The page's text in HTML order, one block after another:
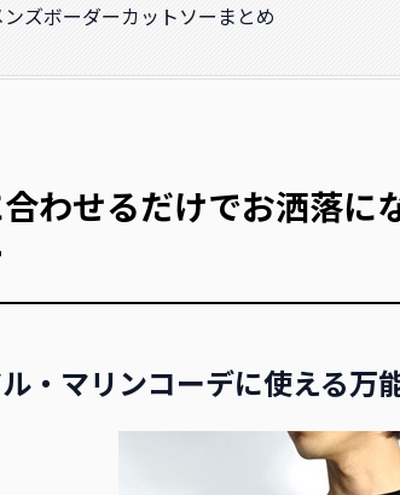
ンズボーダーカットソーまとめ
わせるだけでお洒落に
・マリンコーデに使える万